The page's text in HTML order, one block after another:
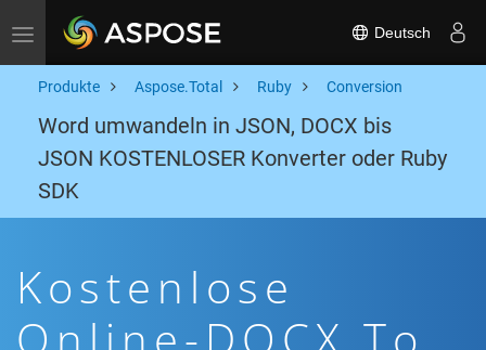
Toggle navigation Deutsch
Produkte Aspose.Total Ruby Conversion
Word umwandeln in JSON, DOCX bis
JSON KOSTENLOSER Konverter oder Ruby
SDK
Kostenlose